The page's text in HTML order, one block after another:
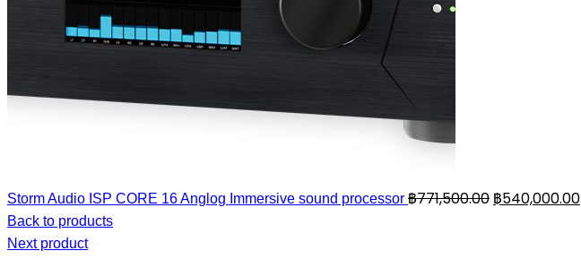
Storm Audio ISP CORE 16 Anglog Immersive sound processor ฿771,500.00 ฿540,000.00
Back to products
Next product